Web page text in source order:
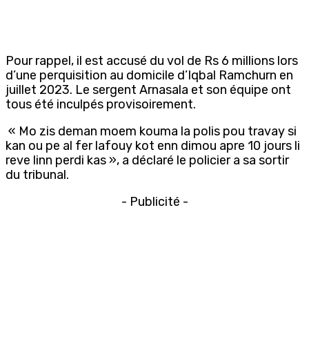
Pour rappel, il est accusé du vol de Rs 6 millions lors
d’une perquisition au domicile d’Iqbal Ramchurn en
juillet 2023. Le sergent Arnasala et son équipe ont
tous été inculpés provisoirement.
« Mo zis deman moem kouma la polis pou travay si
kan ou pe al fer lafouy kot enn dimou apre 10 jours li
reve linn perdi kas », a déclaré le policier a sa sortir
du tribunal.
- Publicité -